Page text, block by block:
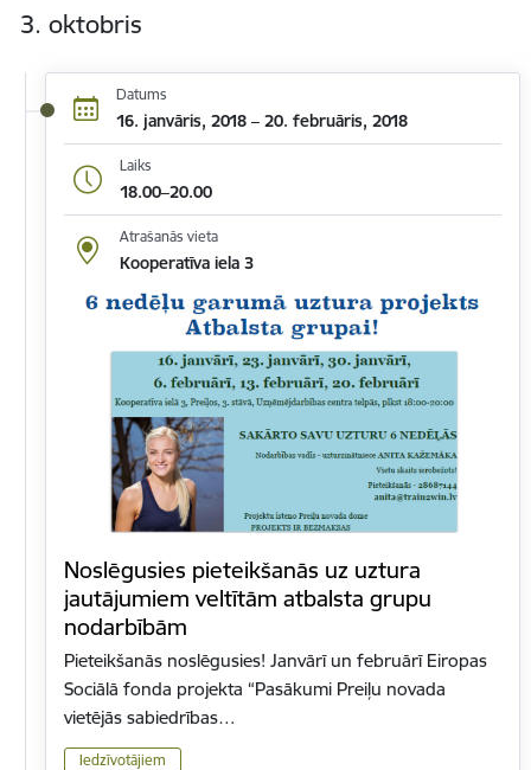
3. oktobris
Datums
16. janvāris, 2018 – 20. februāris, 2018
Laiks
18.00–20.00
Atrašanās vieta
Kooperatīva iela 3
Noslēgusies pieteikšanās uz uztura
jautājumiem veltītām atbalsta grupu
nodarbībām
Pieteikšanās noslēgusies! Janvārī un februārī Eiropas
Sociālā fonda projekta “Pasākumi Preiļu novada
vietējās sabiedrības…
Iedzīvotājiem